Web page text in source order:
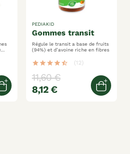
Ajouter au panier
gommes transit
PEDIAKID
Régule le transit a base de fruits
(94%) et d’avoine riche en fibres
star star star star star_half (12)
11,60 €
8,12 €